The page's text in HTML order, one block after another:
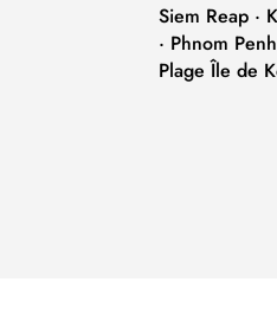
Siem Reap ·
· Phnom
Plage Île de